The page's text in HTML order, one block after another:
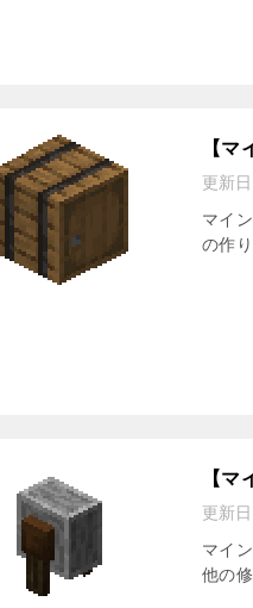
【
更新日
マイ
の作
【
更新日
マイ
他の